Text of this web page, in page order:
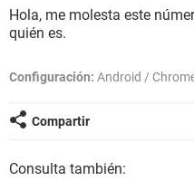
Hola, me molesta este
quién es.
Configuración: Android /
Compartir
Consulta también: